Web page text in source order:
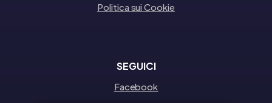
Politica sui Cookie
SEGUICI
Facebook